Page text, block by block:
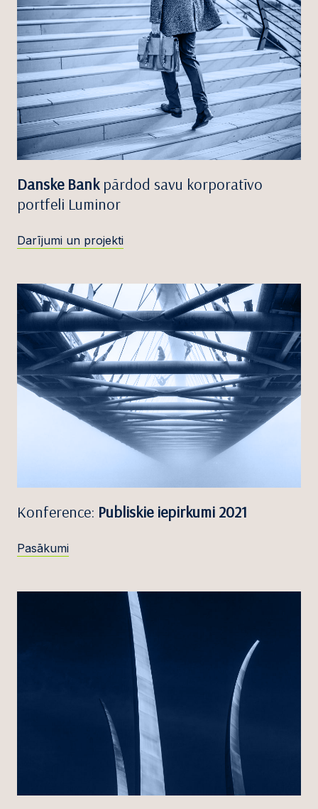
Danske Bank pārdod savu korporatīvo
portfeli Luminor
Darījumi un projekti
Konference: Publiskie iepirkumi 2021
Pasākumi